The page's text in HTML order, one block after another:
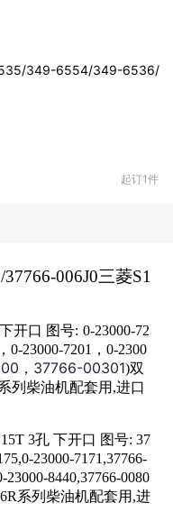
349-6554/349-6536/
起订1件
006J0三菱S1
开口 图号: 0-23000-72
0-23000-7201，0-2300
，37766-00301)双
列柴油机配套用 ,进口
3孔 下开口 图号: 37
23000-7171,37766-
23000-8440,37766-0080
系列柴油机配套用 ,进